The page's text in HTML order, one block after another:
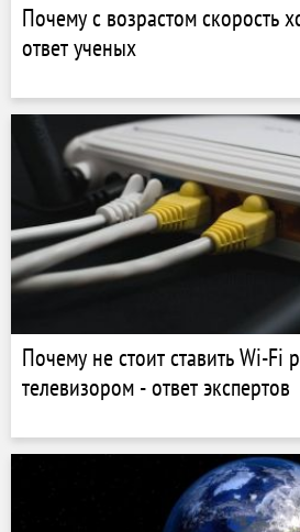
Почему с возрастом скорость
ответ ученых
Почему не стоит ставить Wi-Fi
телевизором - ответ экспертов